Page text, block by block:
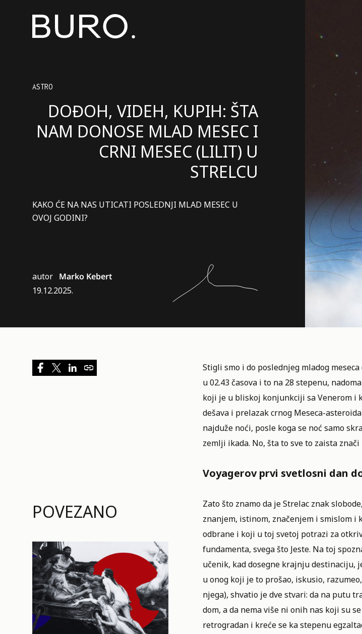
ASTRO
DOĐOH, VIDEH, KUPIH: ŠTA
NAM DONOSE MLAD MESEC I
CRNI MESEC (LILIT) U
STRELCU
KAKO ĆE NA NAS UTICATI POSLEDNJI MLAD MESEC U
OVOJ GODINI?
autor Marko Kebert
19.12.2025.
POVEZANO
Stigli smo i do poslednjeg mladog
u 02.43 časova i to na 28 stepenu,
koji je u bliskoj konjunkciji sa Venerom i
dešava i prelazak crnog Meseca-
najduže noći, posle koga se noć samo
zemlji ikada. No, šta to sve to zaista
Voyagerov prvi svetlosni dan
Zato što znamo da je Strelac znak slobode
znanjem, istinom, značenjem i smislom i
odbrane i koji u toj svetoj potrazi za
fundamenta, svega što Jeste. Na toj
učenik, kad dosegne krajnju destinaciju,
u onog koji je to prošao, iskusio,
njega), shvatio je dve stvari: da na putu
dom, a da nema više ni onih nas koji su
retrogradan i kreće se ka stepenu